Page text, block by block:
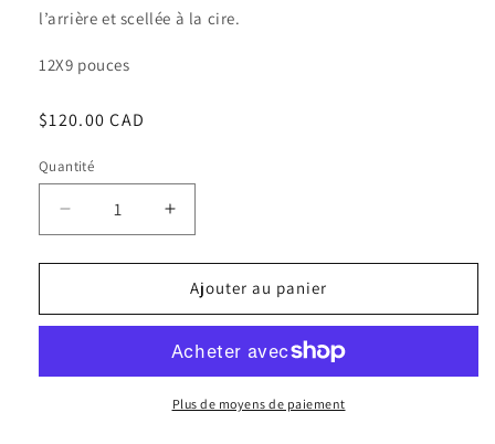
l’arrière et scellée à la cire.
12X9 pouces
Prix
$120.00 CAD
Quantité
Quantité
Réduire
la
quantité
Bon
Augmenter
la
quantité
Bon
beauté
Ajouter au panier
Plus de moyens de paiement